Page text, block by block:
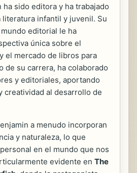
ha sido editora y ha trabajado
literatura infantil y juvenil. Su
editorial le ha
única sobre el
el mercado de libros para
de su carrera, ha colaborado
y editoriales, aportando
creatividad al desarrollo de
a menudo incorporan
y naturaleza, lo que
en el mundo que nos
evidente en The